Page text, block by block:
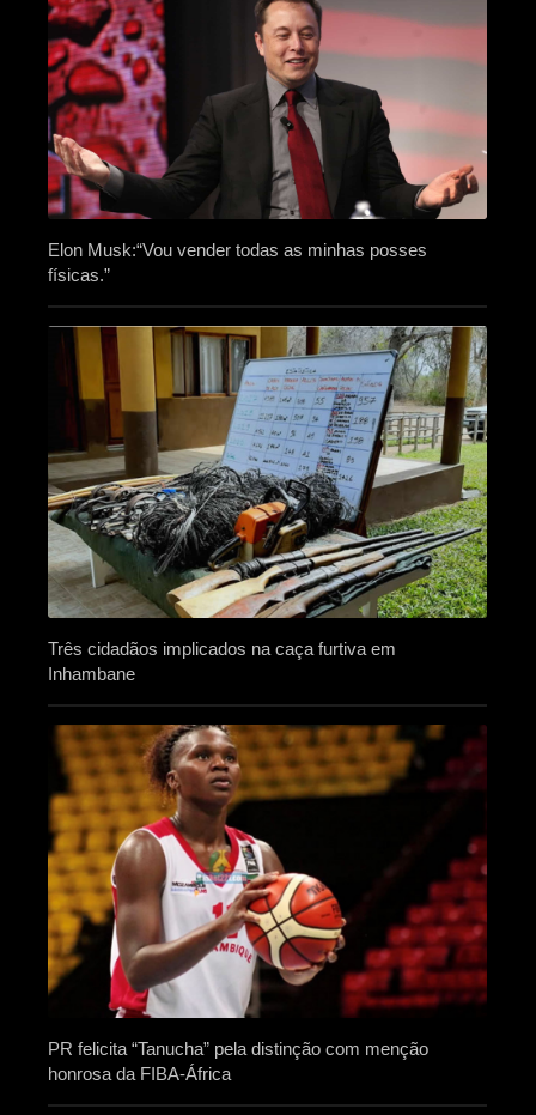
Elon Musk:“Vou vender todas as minhas posses
físicas.”
Três cidadãos implicados na caça furtiva em
Inhambane
PR felicita “Tanucha” pela distinção com menção
honrosa da FIBA-África